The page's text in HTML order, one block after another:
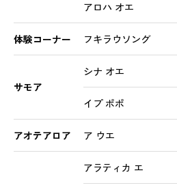
アロハ オエ
体験コーナー フキラウソング
サモア
シナ オエ
イプ ポポ
アオテアロア ア ウエ
アラティカ エ